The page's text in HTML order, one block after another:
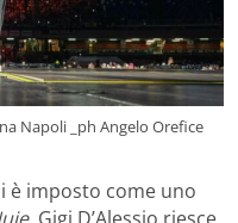
Napoli _ph Angelo Orefice
è imposto come uno